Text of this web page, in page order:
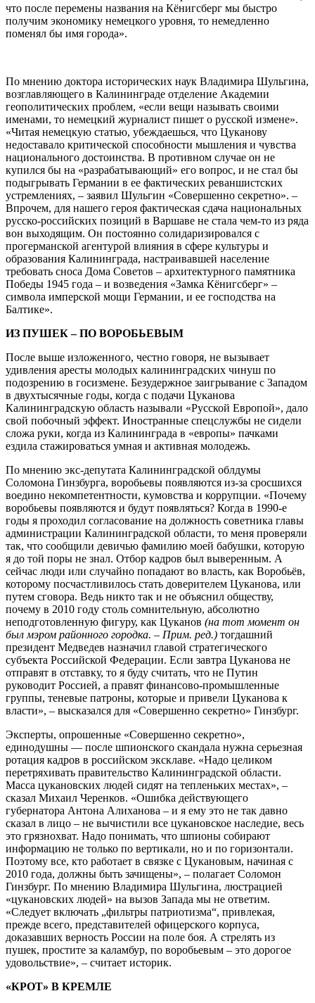
что после перемены названия на Кёнигсберг мы быстро
получим экономику немецкого уровня, то немедленно
поменял бы имя города».
По мнению доктора исторических наук Владимира Шульгина,
возглавляющего в Калининграде отделение Академии
геополитических проблем, «если вещи называть своими
именами, то немецкий журналист пишет о русской измене».
«Читая немецкую статью, убеждаешься, что Цуканову
недоставало критической способности мышления и чувства
национального достоинства. В противном случае он не
купился бы на «разрабатывающий» его вопрос, и не стал бы
подыгрывать Германии в ее фактических реваншистских
устремлениях, – заявил Шульгин «Совершенно секретно». –
Впрочем, для нашего героя фактическая сдача национальных
русско-российских позиций в Варшаве не стала чем-то из ряда
вон выходящим. Он постоянно солидаризировался с
прогерманской агентурой влияния в сфере культуры и
образования Калининграда, настраивавшей население
требовать сноса Дома Советов – архитектурного памятника
Победы 1945 года – и возведения «Замка Кёнигсберг» –
символа имперской мощи Германии, и ее господства на
Балтике».
ИЗ ПУШЕК – ПО ВОРОБЬЕВЫМ
После выше изложенного, честно говоря, не вызывает
удивления аресты молодых калининградских чинуш по
подозрению в госизмене. Безудержное заигрывание с Западом
в двухтысячные годы, когда с подачи Цуканова
Калининградскую область называли «Русской Европой», дало
свой побочный эффект. Иностранные спецслужбы не сидели
сложа руки, когда из Калининграда в «европы» пачками
ездила стажироваться умная и активная молодежь.
По мнению экс-депутата Калининградской облдумы
Соломона Гинзбурга, воробьевы появляются из-за сросшихся
воедино некомпетентности, кумовства и коррупции. «Почему
воробьевы появляются и будут появляться? Когда в 1990-е
годы я проходил согласование на должность советника главы
администрации Калининградской области, то меня проверяли
так, что сообщили девичью фамилию моей бабушки, которую
я до той поры не знал. Отбор кадров был выверенным. А
сейчас люди или случайно попадают во власть, как Воробьёв,
которому посчастливилось стать доверителем Цуканова, или
путем сговора. Ведь никто так и не объяснил обществу,
почему в 2010 году столь сомнительную, абсолютно
неподготовленную фигуру, как Цуканов (на тот момент он
был мэром районного городка. – Прим. ред.) тогдашний
президент Медведев назначил главой стратегического
субъекта Российской Федерации. Если завтра Цуканова не
отправят в отставку, то я буду считать, что не Путин
руководит Россией, а правят финансово-промышленные
группы, теневые патроны, которые и привели Цуканова к
власти», – высказался для «Совершенно секретно» Гинзбург.
Эксперты, опрошенные «Совершенно секретно»,
единодушны — после шпионского скандала нужна серьезная
ротация кадров в российском эксклаве. «Надо целиком
перетряхивать правительство Калининградской области.
Масса цукановских людей сидят на тепленьких местах», –
сказал Михаил Черенков. «Ошибка действующего
губернатора Антона Алиханова – и я ему это не так давно
сказал в лицо – не вычистили все цукановское наследие, весь
это грязнохват. Надо понимать, что шпионы собирают
информацию не только по вертикали, но и по горизонтали.
Поэтому все, кто работает в связке с Цукановым, начиная с
2010 года, должны быть зачищены», – полагает Соломон
Гинзбург. По мнению Владимира Шульгина, люстрацией
«цукановских людей» на вызов Запада мы не ответим.
«Следует включать „фильтры патриотизма“, привлекая,
прежде всего, представителей офицерского корпуса,
доказавших верность России на поле боя. А стрелять из
пушек, простите за каламбур, по воробьевым – это дорогое
удовольствие», – считает историк.
«КРОТ» В КРЕМЛЕ